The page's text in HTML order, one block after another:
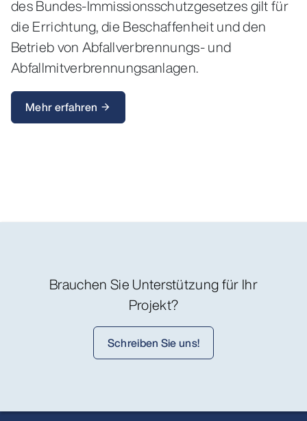
des Bundes-Immissionsschutzgesetzes gilt für
die Errichtung, die Beschaffenheit und den
Betrieb von Abfallverbrennungs- und
Abfallmitverbrennungsanlagen.
Mehr erfahren arrow_forward
Brauchen Sie Unterstützung für Ihr
Projekt?
Schreiben Sie uns!